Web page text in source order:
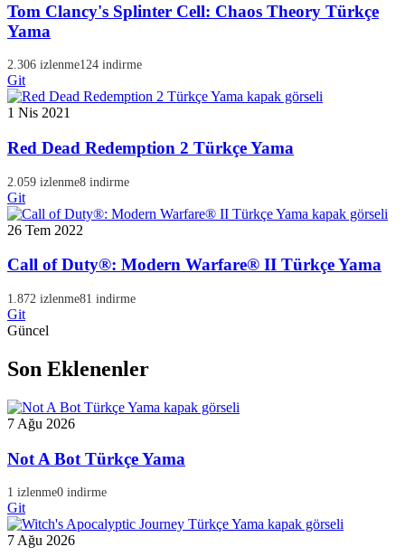
Tom Clancy's Splinter Cell: Chaos Theory Türkçe
Yama
2.306 izlenme124 indirme
Git
1 Nis 2021
Red Dead Redemption 2 Türkçe Yama
2.059 izlenme8 indirme
Git
26 Tem 2022
Call of Duty®: Modern Warfare® II Türkçe Yama
1.872 izlenme81 indirme
Git
Güncel
Son Eklenenler
7 Ağu 2026
Not A Bot Türkçe Yama
1 izlenme0 indirme
Git
7 Ağu 2026